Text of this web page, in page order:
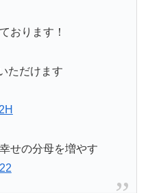
おります！
ただけます
せの分母を増やす